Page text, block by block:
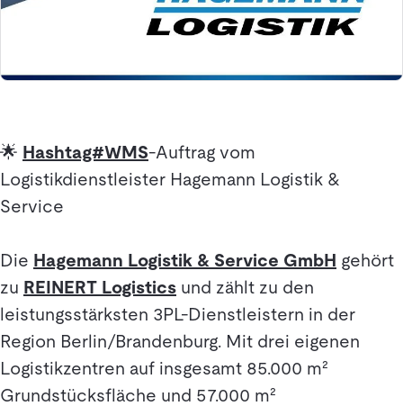
🌟 Hashtag#WMS-Auftrag vom
Logistikdienstleister Hagemann Logistik &
Service
Die Hagemann Logistik & Service GmbH gehört
zu REINERT Logistics und zählt zu den
leistungsstärksten 3PL-Dienstleistern in der
Region Berlin/Brandenburg. Mit drei eigenen
Logistikzentren auf insgesamt 85.000 m²
Grundstücksfläche und 57.000 m²